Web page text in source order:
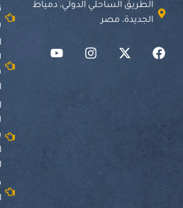
الطريق الساحلي الدولي، دمياط
الجديدة، مصر